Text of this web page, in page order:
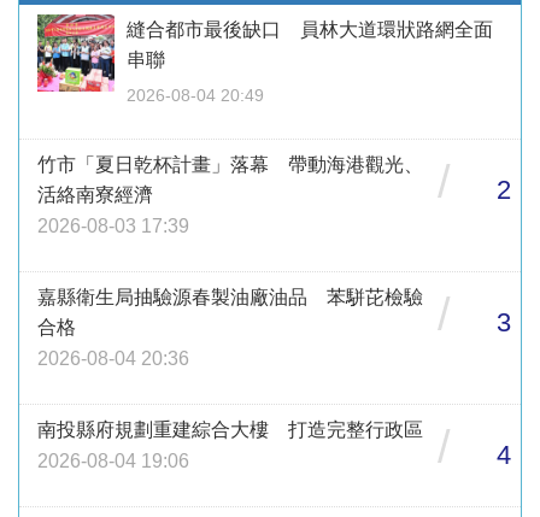
縫合都市最後缺口 員林大道環狀路網全面
串聯
2026-08-04 20:49
竹市「夏日乾杯計畫」落幕 帶動海港觀光、
活絡南寮經濟
2026-08-03 17:39
/ 2
嘉縣衛生局抽驗源春製油廠油品 苯駢芘檢驗
合格
2026-08-04 20:36
/ 3
南投縣府規劃重建綜合大樓 打造完整行政區
2026-08-04 19:06
/ 4